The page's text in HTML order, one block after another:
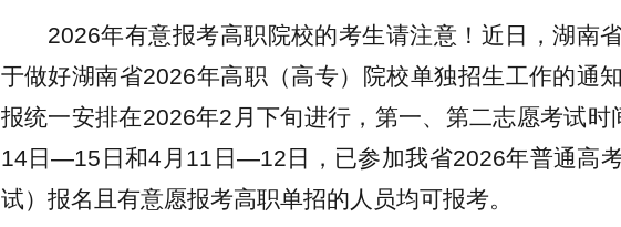
2026年有意报考高职院校的考生请注意！近日，湖南
于做好湖南省2026年高职（高专）院校单独招生工作的通
报统一安排在2026年2月下旬进行，第一、第二志愿考试时
14日—15日和4月11日—12日，已参加我省2026年普通高
试）报名且有意愿报考高职单招的人员均可报考。